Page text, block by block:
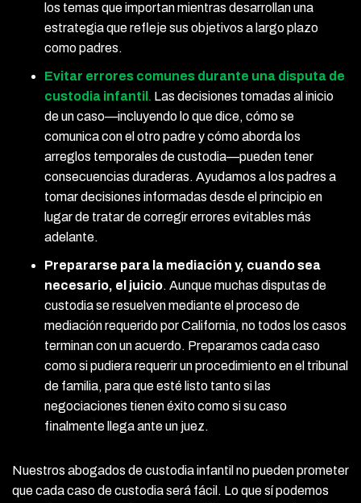
los temas que importan mientras desarrollan una
estrategia que refleje sus objetivos a largo plazo
como padres.
Evitar errores comunes durante una disputa de
custodia infantil . Las decisiones tomadas al inicio
de un caso—incluyendo lo que dice, cómo se
comunica con el otro padre y cómo aborda los
arreglos temporales de custodia—pueden tener
consecuencias duraderas. Ayudamos a los padres a
tomar decisiones informadas desde el principio en
lugar de tratar de corregir errores evitables más
adelante.
Prepararse para la mediación y, cuando sea
necesario, el juicio. Aunque muchas disputas de
custodia se resuelven mediante el proceso de
mediación requerido por California, no todos los casos
terminan con un acuerdo. Preparamos cada caso
como si pudiera requerir un procedimiento en el tribunal
de familia, para que esté listo tanto si las
negociaciones tienen éxito como si su caso
finalmente llega ante un juez.
Nuestros abogados de custodia infantil no pueden prometer
que cada caso de custodia será fácil. Lo que sí podemos